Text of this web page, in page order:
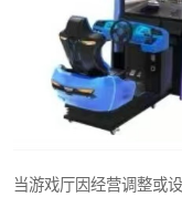
当游戏厅因经营调整或